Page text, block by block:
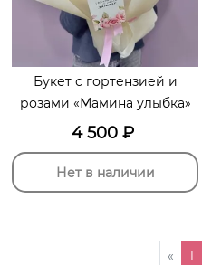
Букет с гортензией и
розами «Мамина улыбка»
4 500 ₽
Нет в наличии
« 1